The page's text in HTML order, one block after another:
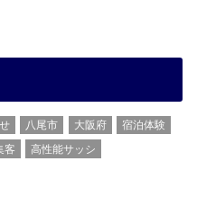
八尾市 大阪府
宿泊体験
客 高性能サッシ